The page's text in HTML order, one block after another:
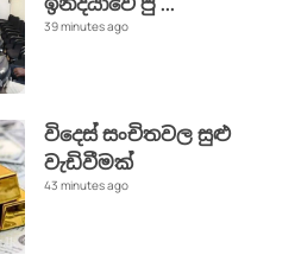
39 minutes ago
විදෙස් සංචිතවල සුළු
වැඩිවීමක්
43 minutes ago